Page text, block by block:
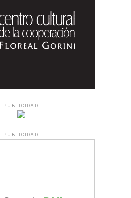
PUBLICIDAD
PUBLICIDAD